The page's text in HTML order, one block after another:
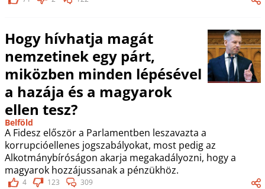
Hogy hívhatja magát
nemzetinek egy párt,
miközben minden lépésével
a hazája és a magyarok
ellen tesz?
Belföld
A Fidesz először a Parlamentben leszavazta a
korrupcióellenes jogszabályokat, most pedig az
Alkotmánybíróságon akarja megakadályozni, hogy a
magyarok hozzájussanak a pénzükhöz.
4 123 309